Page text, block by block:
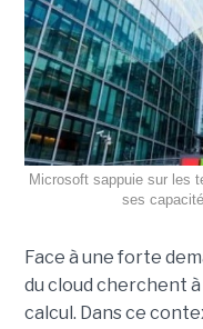
Microsoft sappuie sur les
ses
Face à une forte
du cloud cherchent
calcul. Dans ce